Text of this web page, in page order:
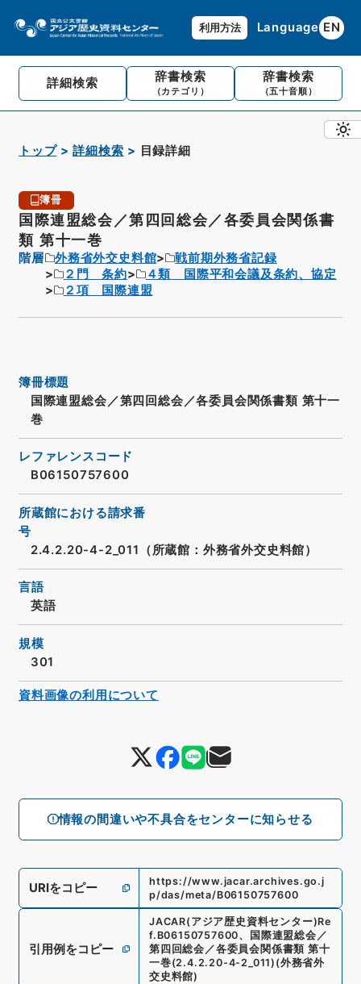
利用方法 Language EN
詳細検索 辞書検索
（カテゴリ）
辞書検索
（五十音順）
トップ 詳細検索 目録詳細
簿冊
国際連盟総会／第四回総会／各委員会関係書
類 第十一巻
階層 外務省外交史料館
戦前期外務省記録
２門 条約
４類 国際平和会議及条約、協定
２項 国際連盟
情報の間違いや不具合をセンターに知らせる
簿冊標題
国際連盟総会／第四回総会／各委員会関係書類 第十一
巻
レファレンスコード
B06150757600
所蔵館における請求番
号
2.4.2.20-4-2_011（所蔵館：外務省外交史料館）
言語
英語
規模
301
URIをコピー
https://www.jacar.archives.go.j
p/das/meta/B06150757600
引用例をコピー
JACAR(アジア歴史資料センター)Re
f. B06150757600、
国際連盟総会／
第四回総会／各委員会関係書類 第十
一巻(2.4.2.20-4-2_011) (外務省外
交史料館)
資料画像の利用について